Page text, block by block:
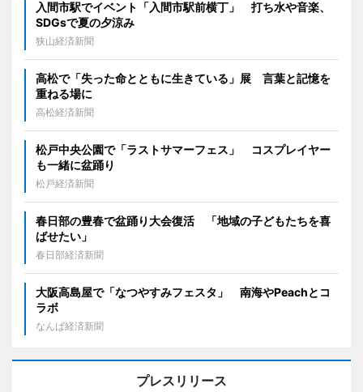
入間市駅でイベント「入間市駅前横丁」 打ち水や音楽、
SDGsで夏の夕涼み
狭山経済新聞
高松で「失った命とともに生きている」展 言葉と記憶を
重ねる場に
高松経済新聞
松戸中央公園で「ラストサマーフェス」 コスプレイヤー
も一緒に盆踊り
松戸経済新聞
春日部の豊春で盆踊り大会復活 「地域の子どもたちを喜
ばせたい」
春日部経済新聞
大阪高島屋で「なつやすみフェスタ」 南海やPeachとコ
ラボ
なんば経済新聞
プレスリリース